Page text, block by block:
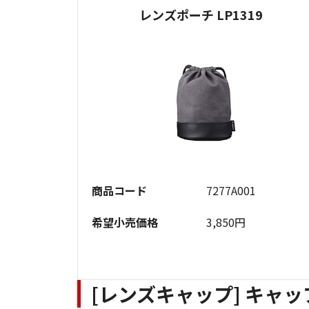
レンズポーチ LP1319
商品コード
7277A001
希望小売価格
3,850円
[レンズキャップ] キャッ